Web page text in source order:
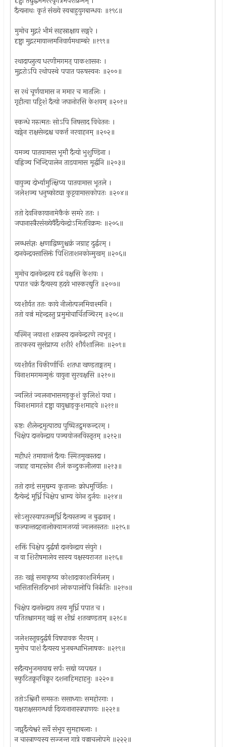
दैत्यनाथः कृतं संख्ये स्वबाहुयुगबान्धवः ॥१९८॥
मुमोच मुद्गरं भीमं सहस्राक्षाय सङ्गरे ।
दृष्ट्वा मुद्गरमायान्तमनिवार्यमथाम्बरे ॥१९९॥
रथादाप्लुत्य धरणीमगमत् पाकशासनः ।
मुद्गरोऽपि रथोपस्थे पपात परुषस्वनः ॥२००॥
स रथं चूर्णयामास न ममार च मातलिः ।
गृहीत्वा पट्टिशं दैत्यो जघानोरसि केशवम् ॥२०१॥
स्कन्धे गरुत्मतः सोऽपि निषसाद विचेतनः ।
खड्गेन राक्षसेन्द्रश्च चकर्त्त नरवाहनम् ॥२०२॥
यमञ्च पातयामास भूमौ दैत्यो भुशुण्डिना ।
वह्निञ्च भिन्दिपालेन ताडयामास मूर्द्धनि ॥२०३॥
वायुञ्च दोर्भ्यामुत्क्षिप्य पातयामास भूतले ।
जलेशञ्च धनुष्कोट्या कुट्टयामासकोपतः ॥२०४॥
ततो देवनिकायानामेकैकं समरे ततः ।
जघानास्त्रैरसंख्येयैर्दैत्येन्द्रोऽमितविक्रमः ॥२०५॥
लब्धसंज्ञः क्षणाद्विष्णुश्चक्रं जग्राह दुर्द्धरम् ।
दानवेन्द्रवसासिक्तं पिशिताशनकोन्मुखम् ॥२०६॥
मुमोच दानवेन्द्रस्य दृढं वक्षसि केशवः ।
पपात चक्रं दैत्यस्य हृदये भास्करद्युति ॥२०७॥
व्यशीर्यत ततः काये नीलोत्पलमिवाश्मनि ।
ततो वज्रं महेन्द्रस्तु प्रमुमोचार्चितञ्चिरम् ॥२०८॥
यस्मिन् जयाशा शक्रस्य दानवेन्द्ररणे त्वभूत् ।
तारकस्य सुसंप्राप्य शरीरं शौर्यशालिनः ॥२०९॥
व्यशीर्यत विकीर्णार्चिः शतधा खण्डताङ्गतम् ।
विनाशमगमन्मुक्तं वायुना सुरवक्षसि ॥२१०॥
ज्वलितं ज्वलनाभासमङ्कुशं कुलिशं यथा ।
विनाशमागतं दृष्ट्वा वायुश्चाङ्कुशमाहवे ॥२११॥
रुष्टः शैलेन्द्रमुत्पाट्य पुष्पितद्रुमकन्दरम् ।
चिक्षेप दानवेन्द्राय पञ्चयोजनविस्तृतम् ॥२१२॥
महीधरं तमायान्तं दैत्यः स्मितमुखस्तदा ।
जग्राह वामहस्तेन शैलं कन्दुकलीलया ॥२१३॥
ततो दण्डं समुद्यम्य कृतान्तः क्रोधमूर्च्छितः ।
दैत्येन्द्रं मूर्ध्नि चिक्षेप भ्राम्य वेगेन दुर्जयः ॥२१४॥
सोऽसुरस्यापतन्मूर्ध्नि दैत्यस्तञ्च न बुद्धवान् ।
कल्पान्तदहनालोक्यामजय्यां ज्वलनस्ततः ॥२१५॥
शक्तिं चिक्षेप दुर्द्धर्षां दानवेन्द्राय संयुगे ।
न वा शिरीषमालेव सास्य वक्षस्यराजत ॥२१६॥
ततः खड्गं समाकृष्य कोशादाकाशनिर्मलम् ।
भासितासितदिग्भागं लोकपालोपि निर्ऋतिः ॥२१७॥
चिक्षेप दानवेन्द्राय तस्य मूर्ध्नि पपात च ।
पतितश्चागमत् खड्गं स शीघ्रं शतखण्डताम् ॥२१८॥
जलेशस्तूग्रदुर्द्धर्षं विषपावक भैरवम् ।
मुमोच पाशं दैत्यस्य भुजबन्धाभिलाषकः ॥२१९॥
सदैत्यभुजमायाद्य सर्पः सद्यो व्यपद्यत ।
स्फुटितक्रूरविक्रूर दशनाहिमहाहनुः ॥२२०॥
ततोऽश्विनौ समरुतः ससाध्याः समहोरगाः ।
यक्षराक्षसगन्धर्वा दिव्यनानास्त्रपाणयः ॥२२१॥
जघ्नुर्दैत्येश्वरं सर्वे संभूय सुमहाबलाः ।
न चास्त्राण्यस्य सज्जन्त गात्रे वज्राचलोपमे ॥२२२॥